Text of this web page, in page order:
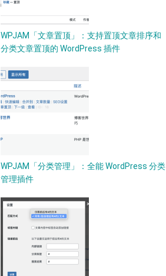
WPJAM「文章置顶」：支持置顶文章排序和
分类文章置顶的 WordPress 插件
WPJAM「分类管理」：全能 WordPress 分类
管理插件